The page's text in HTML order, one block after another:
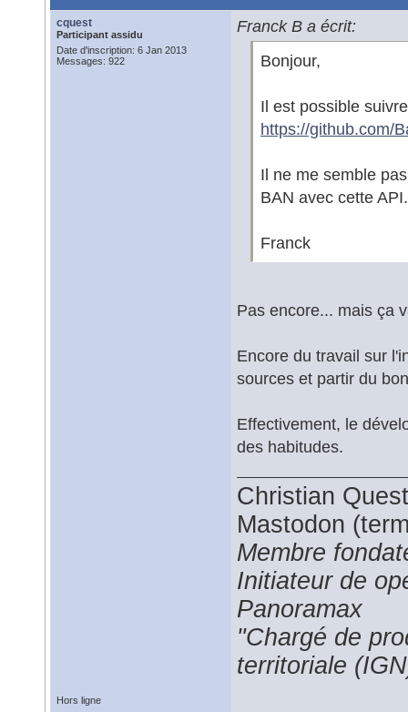
cquest
Participant assidu
Date d'inscription: 6 Jan 2013
Messages: 922
Franck B a écrit:
Bonjour,
Il est possible
https://github.com/
Il ne me semble
BAN avec cette API.
Franck
Pas encore... mais ça
Encore du travail sur
sources et partir du
Effectivement, le
des habitudes.
Christian
Mastodon
Membre
Initiateur de
Panoramax
"Chargé de
territoriale
Hors ligne